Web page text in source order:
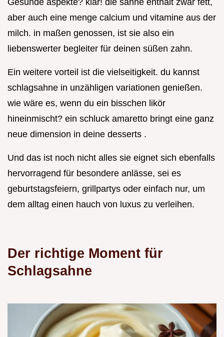
Gesunde aspekte? klar! die sahne enthält zwar fett,
aber auch eine menge calcium und vitamine aus der
milch. in maßen genossen, ist sie also ein
liebenswerter begleiter für deinen süßen zahn.
Ein weitere vorteil ist die vielseitigkeit. du kannst
schlagsahne in unzähligen variationen genießen.
wie wäre es, wenn du ein bisschen likör
hineinmischt? ein schluck amaretto bringt eine ganz
neue dimension in deine desserts .
Und das ist noch nicht alles sie eignet sich ebenfalls
hervorragend für besondere anlässe, sei es
geburtstagsfeiern, grillpartys oder einfach nur, um
dem alltag einen hauch von luxus zu verleihen.
Der richtige Moment für
Schlagsahne